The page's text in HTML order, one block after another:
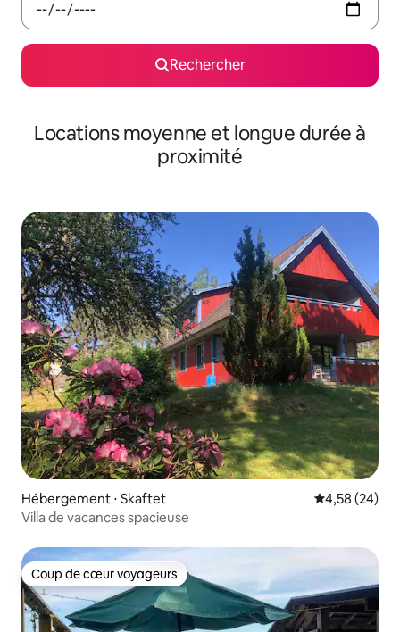
Rechercher
Locations moyenne et longue durée à
proximité
Hébergement ⋅ Skaftet Évaluation
4,58 (24)
Villa de vacances spacieuse
Coup de cœur voyageurs
Coup de cœur voyageurs